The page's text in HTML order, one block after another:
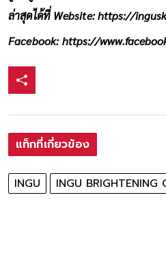
ล่าสุดได้ที่ Website:https://
Facebook:https://
แท็กที่เกี่ยวข้อง
INGU INGU BRIGHTENING